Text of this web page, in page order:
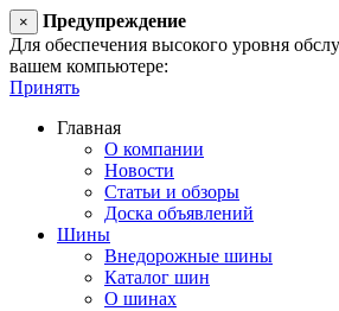
×
Предупреждение
Для обеспечения высокого уровня
вашем компьютере:
Принять
Главная
О компании
Новости
Статьи и обзоры
Доска объявлений
Шины
Внедорожные шины
Каталог шин
О шинах